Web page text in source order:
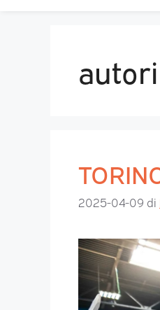
2025-04-09 di